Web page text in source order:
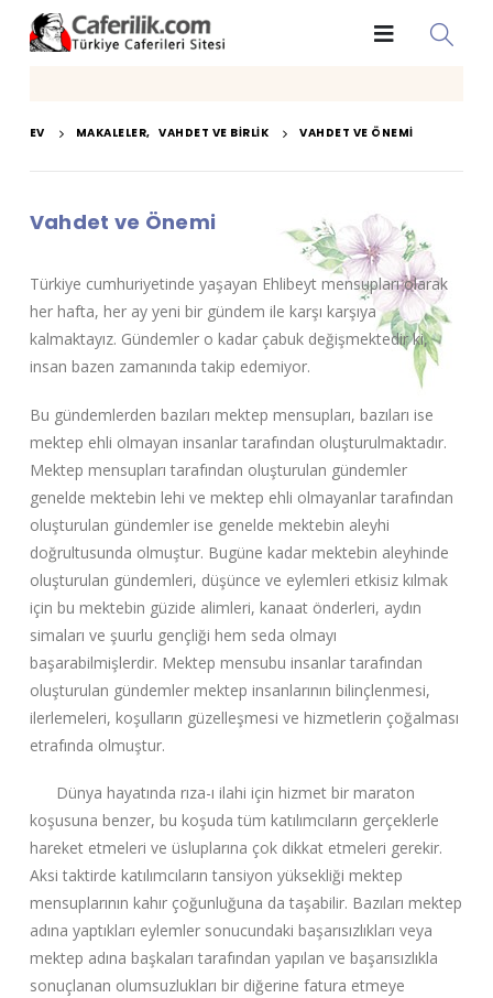
EV MAKALELER, VAHDET VE BIRLIK VAHDET VE ÖNEMI
Vahdet ve Önemi
Türkiye cumhuriyetinde yaşayan Ehlibeyt mensupları olarak
her hafta, her ay yeni bir gündem ile karşı karşıya
kalmaktayız. Gündemler o kadar çabuk değişmektedir ki,
insan bazen zamanında takip edemiyor.
Bu gündemlerden bazıları mektep mensupları, bazıları ise
mektep ehli olmayan insanlar tarafından oluşturulmaktadır.
Mektep mensupları tarafından oluşturulan gündemler
genelde mektebin lehi ve mektep ehli olmayanlar tarafından
oluşturulan gündemler ise genelde mektebin aleyhi
doğrultusunda olmuştur. Bugüne kadar mektebin aleyhinde
oluşturulan gündemleri, düşünce ve eylemleri etkisiz kılmak
için bu mektebin güzide alimleri, kanaat önderleri, aydın
simaları ve şuurlu gençliği hem seda olmayı
başarabilmişlerdir. Mektep mensubu insanlar tarafından
oluşturulan gündemler mektep insanlarının bilinçlenmesi,
ilerlemeleri, koşulların güzelleşmesi ve hizmetlerin çoğalması
etrafında olmuştur.
Dünya hayatında rıza-ı ilahi için hizmet bir maraton
koşusuna benzer, bu koşuda tüm katılımcıların gerçeklerle
hareket etmeleri ve üsluplarına çok dikkat etmeleri gerekir.
Aksi taktirde katılımcıların tansiyon yüksekliği mektep
mensuplarının kahır çoğunluğuna da taşabilir. Bazıları mektep
adına yaptıkları eylemler sonucundaki başarısızlıkları veya
mektep adına başkaları tarafından yapılan ve başarısızlıkla
sonuçlanan olumsuzlukları bir diğerine fatura etmeye